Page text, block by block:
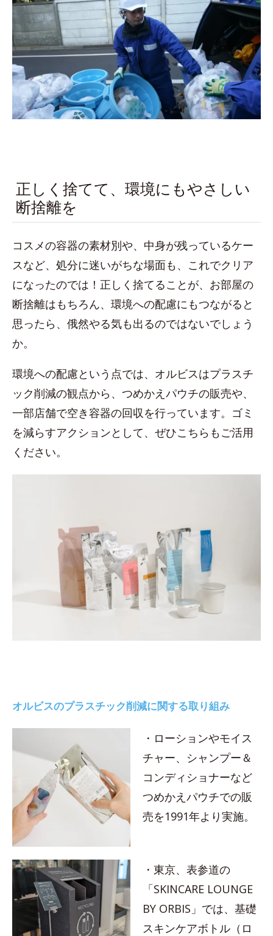
正しく捨てて、環境にもやさしい
断捨離を
コスメの容器の素材別や、中身が残っているケー
スなど、処分に迷いがちな場面も、これでクリア
になったのでは！正しく捨てることが、お部屋の
断捨離はもちろん、環境への配慮にもつながると
思ったら、俄然やる気も出るのではないでしょう
か。
環境への配慮という点では、オルビスはプラスチ
ック削減の観点から、つめかえパウチの販売や、
一部店舗で空き容器の回収を行っています。ゴミ
を減らすアクションとして、ぜひこちらもご活用
ください。
オルビスのプラスチック削減に関する取り組み
・ローションやモイス
チャー、シャンプー＆
コンディショナーなど
つめかえパウチでの販
売を1991年より実施。
・東京、表参道の
「SKINCARE LOUNGE
BY ORBIS」では、基礎
スキンケアボトル（ロ